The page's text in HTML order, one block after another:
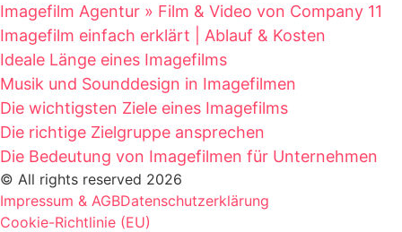
Imagefilm Agentur » Film & Video von Company 11
Imagefilm einfach erklärt | Ablauf & Kosten
Ideale Länge eines Imagefilms
Musik und Sounddesign in Imagefilmen
Die wichtigsten Ziele eines Imagefilms
Die richtige Zielgruppe ansprechen
Die Bedeutung von Imagefilmen für Unternehmen
© All rights reserved 2026
Impressum & AGBDatenschutzerklärung
Cookie-Richtlinie (EU)